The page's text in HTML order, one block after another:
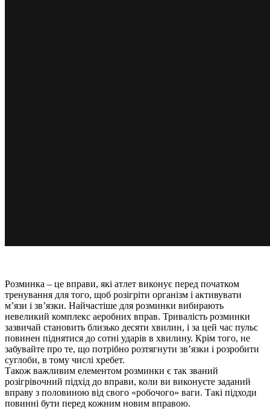
Розминка – це вправи, які атлет виконує перед початком
тренування для того, щоб розігріти організм і активувати
м’язи і зв’язки. Найчастіше для розминки вибирають
невеликий комплекс аеробних вправ. Тривалість розминки
зазвичай становить близько десяти хвилин, і за цей час пульс
повинен піднятися до сотні ударів в хвилину. Крім того, не
забувайте про те, що потрібно розтягнути зв’язки і розробити
суглоби, в тому числі хребет.
Також важливим елементом розминки є так званий
розігрівочний підхід до вправи, коли ви виконуєте заданий
вправу з половиною від свого «робочого» ваги. Такі підходи
повинні бути перед кожним новим вправою.